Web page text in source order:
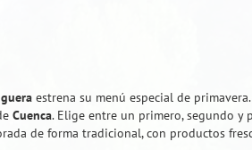
estrena su menú especial de
Cuenca. Elige entre un primero, segundo y
de forma tradicional, con productos